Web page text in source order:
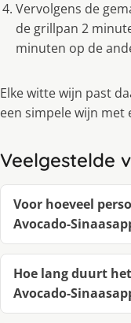
Vervolgens de
de grillpan 2
minuten op de
Elke witte wijn past
een simpele wijn met
Veelgestelde
Voor hoeveel
Avocado-
Hoe lang duurt
Avocado-